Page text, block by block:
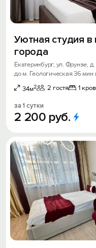
Уютная студия в
города
Екатеринбург, ул. Фрунзе, д.
до м. Геологическая 36
34м2 2 гостя 1
за 1 сутки
2 200 руб.